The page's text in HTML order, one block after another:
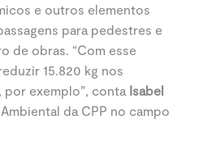
e outros elementos
para pedestres e
de obras. “Com esse
15.820 kg nos
exemplo”, conta Isabel
da CPP no campo